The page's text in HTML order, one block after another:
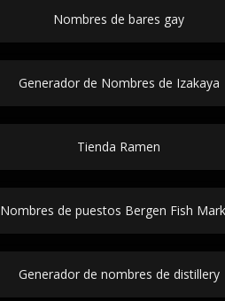
Nombres de bares gay
Generador de Nombres de Izakaya
Tienda Ramen
Nombres de puestos Bergen Fish
Generador de nombres de distillery